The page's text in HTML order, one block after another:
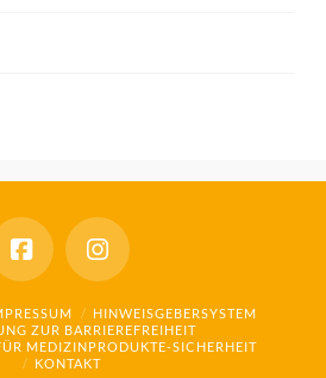
HINWEISGEBERSYSTEM
ZUR BARRIEREFREIHEIT
MEDIZINPRODUKTE-SICHERHEIT
KONTAKT